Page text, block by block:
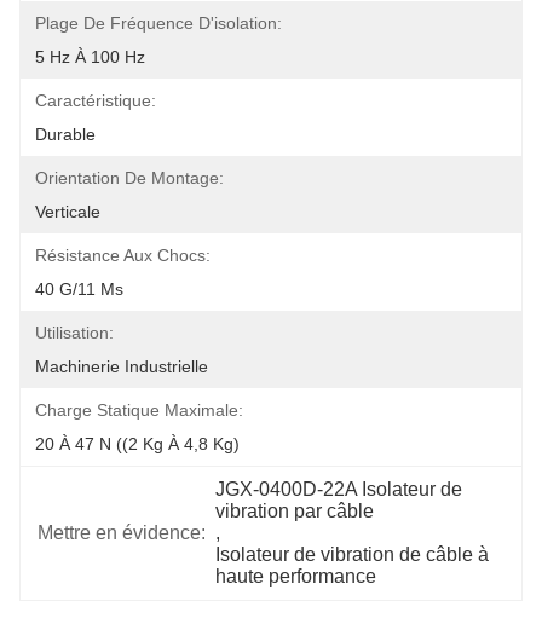
Plage De Fréquence D'isolation:
5 Hz À 100 Hz
Caractéristique:
Durable
Orientation De Montage:
Verticale
Résistance Aux Chocs:
40 G/11 Ms
Utilisation:
Machinerie Industrielle
Charge Statique Maximale:
20 À 47 N ((2 Kg À 4,8 Kg)
Mettre en évidence:
JGX-0400D-22A Isolateur de
vibration par câble
,
Isolateur de vibration de câble à
haute performance